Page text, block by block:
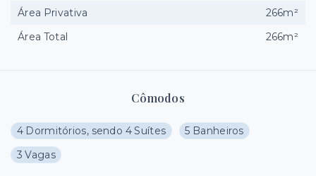
Cômodos
4 Dormitórios, sendo 4 Suítes
5 Banheiros
3 Vagas
Área Privativa
266m²
Área Total
266m²